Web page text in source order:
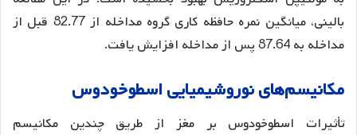
بالینی، میانگین نمره حافظه کاری گروه مداخله از 82.77 قبل از
مداخله به 87.64 پس از مداخله افزایش یافت
.
مکانیسمهاینوروشیمیایی اسطوخودوس
تأثیرات اسطوخودوس بر مغز از طریق چندین مکانیسم